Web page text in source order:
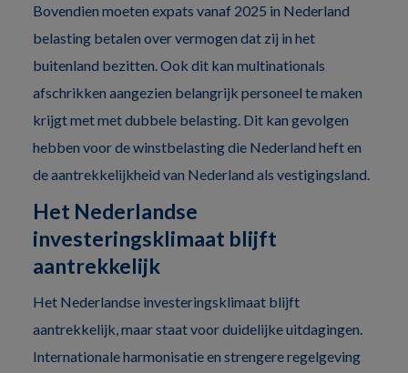
Bovendien moeten expats vanaf 2025 in Nederland
belasting betalen over vermogen dat zij in het
buitenland bezitten. Ook dit kan multinationals
afschrikken aangezien belangrijk personeel te maken
krijgt met met dubbele belasting. Dit kan gevolgen
hebben voor de winstbelasting die Nederland heft en
de aantrekkelijkheid van Nederland als vestigingsland.
Het Nederlandse
investeringsklimaat blijft
aantrekkelijk
Het Nederlandse investeringsklimaat blijft
aantrekkelijk, maar staat voor duidelijke uitdagingen.
Internationale harmonisatie en strengere regelgeving